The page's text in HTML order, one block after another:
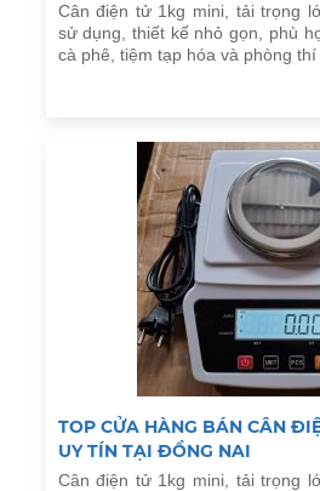
Cân điện tử 1kg mini, tải trọng
sử dụng, thiết kế nhỏ gọn, phù
cà phê, tiệm tạp hóa và phòng thí
TOP CỬA HÀNG BÁN CÂN
UY TÍN TẠI ĐỒNG NAI
Cân điện tử 1kg mini, tải trọng